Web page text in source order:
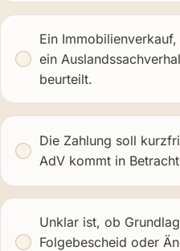
Ein
ein
beurteilt.
Die Zahlung soll
AdV kommt in
Unklar ist, ob
Folgebescheid oder